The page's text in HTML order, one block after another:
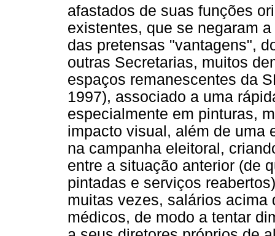
afastados de suas funções
existentes, que se negaram
das pretensas "vantagens",
outras Secretarias, muitos
espaços remanescentes da
1997), associado a uma
especialmente em pinturas,
impacto visual, além de uma
na campanha eleitoral,
entre a situação anterior (de
pintadas e serviços
muitas vezes, salários acima
médicos, de modo a tentar